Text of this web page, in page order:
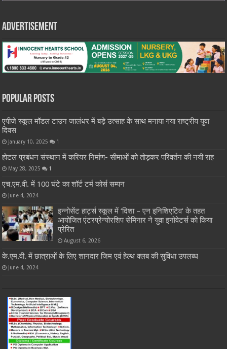
Advertisement
Popular Posts
एपीजे स्कूल मॉडल टाउन जालंधर में बड़े उत्साह के साथ मनाया गया राष्ट्रीय युवा
दिवस
January 10, 2025 1
होटल प्रबंधन संस्थान में करियर निर्माण- सीमाओं को तोड़कर परिवर्तन की नयी राह
May 28, 2025 1
एच.एम.वी. में 100 घंटे का शॉर्ट टर्म कोर्स सम्पन
June 4, 2024
इन्नोसेंट हार्ट्स स्कूल में ‘दिशा – एन इनिशिएटिव’ के तहत
आयोजित एंटरप्रेन्योरशिप सेमिनार ने युवा इनोवेटर्स को किया
प्रेरित
August 6, 2026
के.एम.वी. में छात्राओं के लिए शानदार जिम एवं हेल्थ क्लब की सुविधा उपलब्ध
June 4, 2024